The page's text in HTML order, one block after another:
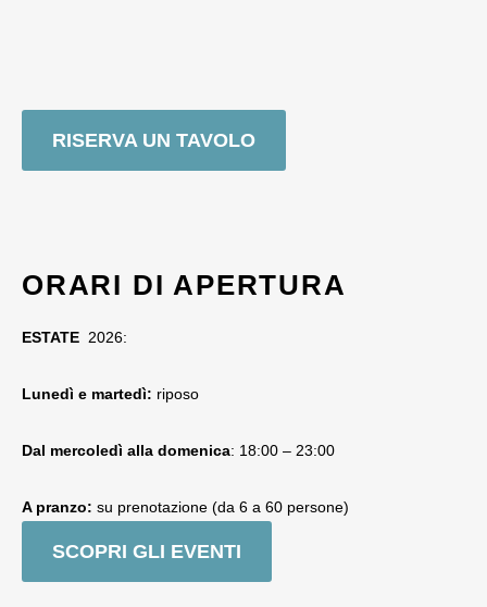
RISERVA UN TAVOLO
ORARI DI APERTURA
ESTATE 2026:
Lunedì e martedì: riposo
Dal mercoledì alla domenica: 18:00 – 23:00
A pranzo: su prenotazione (da 6 a 60 persone)
SCOPRI GLI EVENTI